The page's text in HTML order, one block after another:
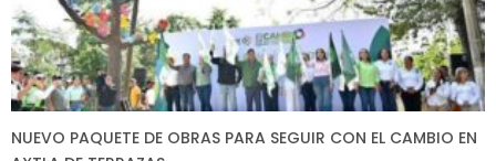
NUEVO PAQUETE DE OBRAS PARA SEGUIR CON EL CAMBIO EN